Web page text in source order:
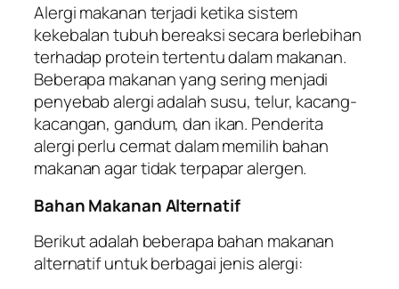
Alergi makanan terjadi ketika sistem
kekebalan tubuh bereaksi secara berlebihan
terhadap protein tertentu dalam makanan.
Beberapa makanan yang sering menjadi
penyebab alergi adalah susu, telur, kacang-
kacangan, gandum, dan ikan. Penderita
alergi perlu cermat dalam memilih bahan
makanan agar tidak terpapar alergen.
Bahan Makanan Alternatif
Berikut adalah beberapa bahan makanan
alternatif untuk berbagai jenis alergi: